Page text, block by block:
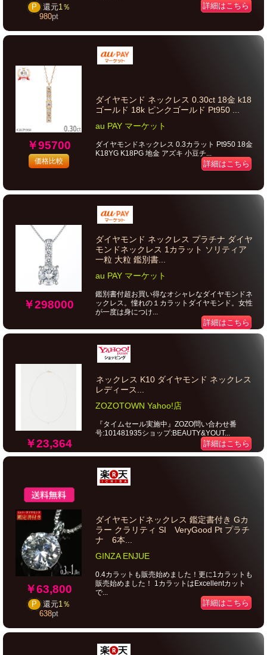
P 還元1％
980pt
詳細はこちら
￥95700
価格比較
ダイヤモンド ネックレス 0.30ct 18金 k18
ゴールド 18k ピンクゴールド Pt950 ...
au PAY マーケット
ダイヤモンドネックレス 0.3カラット Pt950 18金
K18YG K18PG 地金 アズキ 小豆チ...
詳細はこちら
￥298000
ダイヤモンド ネックレス プラチナ ダイヤ
モンドネックレス 1カラット ソリティア
一粒 大粒 鑑別書...
au PAY マーケット
鑑別書付超お買い得なオシャレなダイヤモンドネ
ックレス。憧れの１カラットダイヤモンド。女性
が一度は身につけ...
詳細はこちら
￥23,364
ネックレス K10 ダイヤモンド ネックレス
レディース...
ZOZOTOWN Yahoo!店
『タイムセール実施中』ZOZO問い合わせ番
号:101481935ショップ:BEAUTY&YOUT...
詳細はこちら
￥63,800
P 還元1％
638pt
ダイヤモンドネックレス 鑑定書付き Gカ
ラー クラリティ SI VeryGood Pt プラチ
ナ 6本...
GINZA ENJUE
0.4カラットも販売始めました！更に1カラットも
販売始めました！ 1カラットはExcellentカット
で...
詳細はこちら